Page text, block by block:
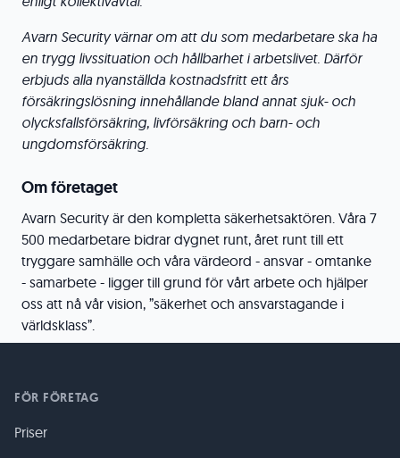
Avarn Security värnar om att du som medarbetare ska ha
en trygg livssituation och hållbarhet i arbetslivet. Därför
erbjuds alla nyanställda kostnadsfritt ett års
försäkringslösning innehållande bland annat sjuk- och
olycksfallsförsäkring, livförsäkring och barn- och
ungdomsförsäkring.
Om företaget
Avarn Security är den kompletta säkerhetsaktören. Våra 7
500 medarbetare bidrar dygnet runt, året runt till ett
tryggare samhälle och våra värdeord - ansvar - omtanke
- samarbete - ligger till grund för vårt arbete och hjälper
oss att nå vår vision, ”säkerhet och ansvarstagande i
världsklass”.
FÖR FÖRETAG
Priser